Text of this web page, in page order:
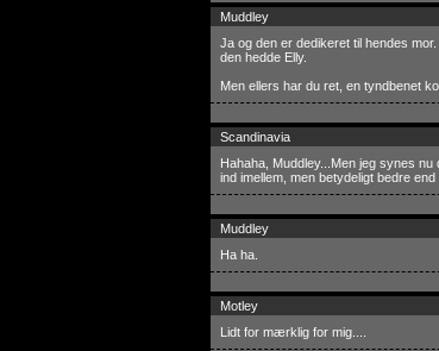
Muddley
Ja og den er dedikeret til hendes
den hedde Elly.
Men ellers har du ret, en tyndbenet
Scandinavia
Hahaha, Muddley...Men jeg synes
ind imellem, men betydeligt bedre end
Muddley
Ha ha.
Motley
Lidt for mærklig for mig....